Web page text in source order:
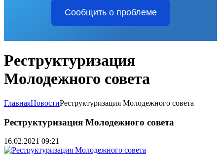
Сообщить о проблеме
Реструктуризация
Молодежного совета
ГлавнаяНовостиРеструктуризация Молодежного совета
Реструктуризация Молодежного совета
16.02.2021 09:21